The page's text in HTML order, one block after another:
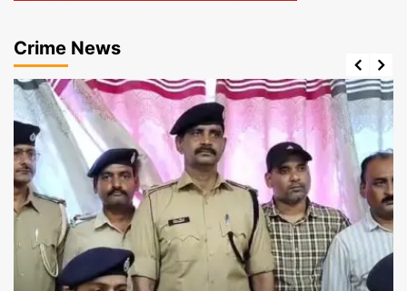
Crime News